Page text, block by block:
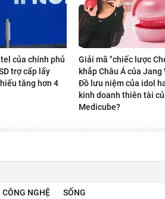
của chính phủ
trợ cấp lấy
tăng hơn 4
Giải mã "chiếc lược
khắp Châu Á của Jang
Đồ lưu niệm của idol
kinh doanh thiên tài
Medicube?
CÔNG NGHỆ SỐNG